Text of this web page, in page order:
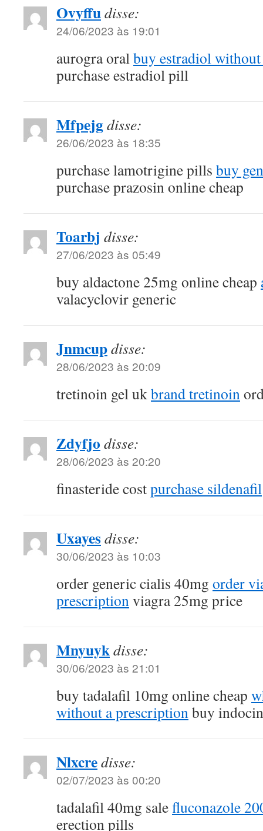
Ovyffudisse:
24/06/2023 às 19:01
aurogra oralbuy estradiol
purchase estradiol pill
Mfpejgdisse:
26/06/2023 às 18:35
purchase lamotrigine pills buy
purchase prazosin online cheap
Toarbj disse:
27/06/2023 às 05:49
buy aldactone 25mg online cheap
valacyclovir generic
Jnmcupdisse:
28/06/2023 às 20:09
tretinoin gel ukbrand tretinoin
Zdyfjo disse:
28/06/2023 às 20:20
finasteride costpurchase sildenafil
Uxayesdisse:
30/06/2023 às 10:03
order generic cialis 40mg order
prescriptionviagra 25mg price
Mnyuykdisse:
30/06/2023 às 21:01
buy tadalafil 10mg online cheap
without a prescriptionbuy
Nlxcredisse:
02/07/2023 às 00:20
tadalafil 40mg salefluconazole
erection pills